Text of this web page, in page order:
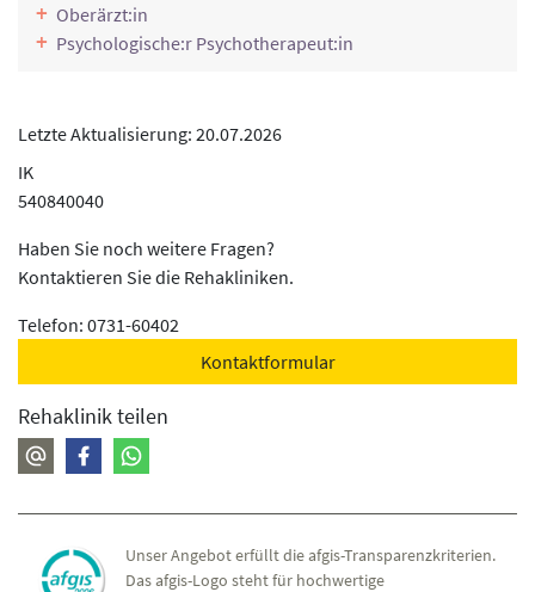
Sozialdienstberatung
Sport- und Bewegungstherapie
Physikalische Therapie
Wärme- oder Kälteanwendung
Achtsamkeitstherapie
Oberärzt:in
Psychologische:r Psychotherapeut:in
Letzte Aktualisierung: 20.07.2026
Rehaklinik teilen
IK
540840040
Haben Sie noch weitere Fragen?
Kontaktieren Sie die Rehakliniken.
Telefon: 0731-60402
Kontaktformular
Unser Angebot erfüllt die afgis-Transparenzkriterien.
Das afgis-Logo steht für hochwertige